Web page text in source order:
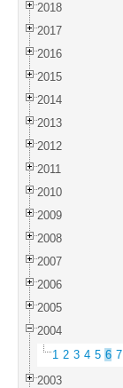
2018
2017
2016
2015
2014
2013
2012
2011
2010
2009
2008
2007
2006
2005
2004
1 2 3 4 5 6 7
2003